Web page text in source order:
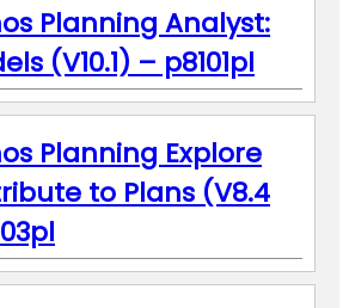
Planning Analyst:
(V10.1) – p8101pl
Planning Explore
to Plans (V8.4